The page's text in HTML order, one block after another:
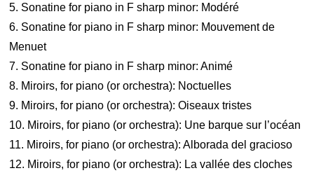
5. Sonatine for piano in F sharp minor: Modéré
6. Sonatine for piano in F sharp minor: Mouvement de
Menuet
7. Sonatine for piano in F sharp minor: Animé
8. Miroirs, for piano (or orchestra): Noctuelles
9. Miroirs, for piano (or orchestra): Oiseaux tristes
10. Miroirs, for piano (or orchestra): Une barque sur l’océan
11. Miroirs, for piano (or orchestra): Alborada del gracioso
12. Miroirs, for piano (or orchestra): La vallée des cloches